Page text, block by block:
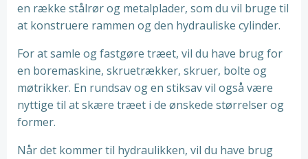
en række stålrør og metalplader, som du vil bruge til
at konstruere rammen og den hydrauliske cylinder.
For at samle og fastgøre træet, vil du have brug for
en boremaskine, skruetrækker, skruer, bolte og
møtrikker. En rundsav og en stiksav vil også være
nyttige til at skære træet i de ønskede størrelser og
former.
Når det kommer til hydraulikken, vil du have brug